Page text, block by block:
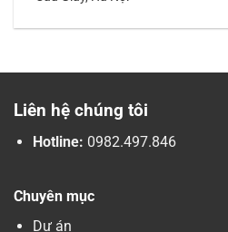
Liên hệ chúng tôi
Hotline: 0982.497.846
Chuyên mục
Dự án